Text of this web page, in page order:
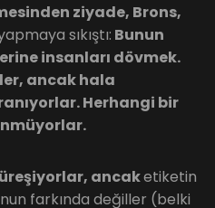
ziyade, Brons,
sıkıştı: Bunun
insanları dövmek.
ancak hala
Herhangi bir
ancaketiketin
farkında değiller (belki